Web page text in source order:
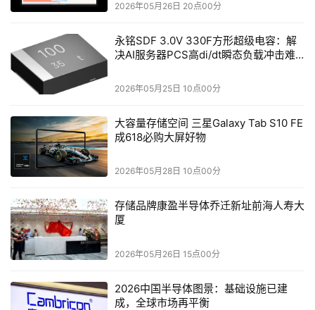
2026年05月26日 20点00分
永铭SDF 3.0V 330F方形超级电容：解
决AI服务器PCS高di/dt瞬态负载冲击难
2026年05月25日 10点00分
大容量存储空间 三星Galaxy Tab S10 FE
成618必购大屏好物
2026年05月28日 10点00分
存储品牌康盈半导体乔迁新址前海人寿大
厦
2026年05月26日 15点00分
2026中国半导体图景：基础设施已建
成，全球市场再平衡